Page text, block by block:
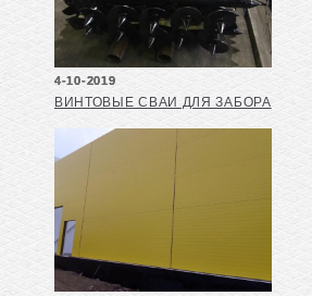
4-10-2019
ВИНТОВЫЕ СВАИ ДЛЯ ЗАБОРА